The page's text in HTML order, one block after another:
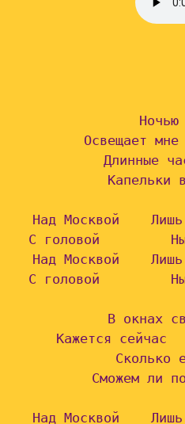
Освещает
Длинные
Капельки
Над Москвой
С головой
Над Москвой
С головой
В окнах
Кажется
Сколько
Сможем ли
Над Москвой